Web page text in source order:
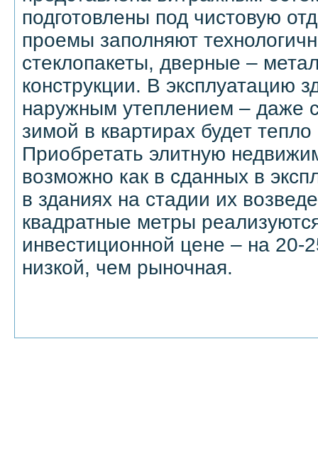
подготовлены под чистовую
проемы заполняют
стеклопакеты, дверные –
конструкции. В эксплуатацию
наружным утеплением – даже
зимой в квартирах будет
Приобретать элитную
возможно как в сданных в
в зданиях на стадии их
квадратные метры
инвестиционной цене – на 20-
низкой, чем рыночная.